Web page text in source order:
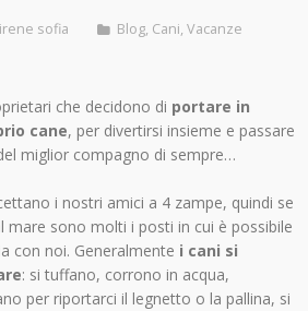
irene sofia Blog, Cani, Vacanze
che decidono di portare in
cane, per divertirsi insieme e passare
miglior compagno di sempre…
i nostri amici a 4 zampe, quindi se
mare sono molti i posti in cui è possibile
con noi. Generalmente i cani si
: si tuffano, corrono in acqua,
per riportarci il legnetto o la pallina, si